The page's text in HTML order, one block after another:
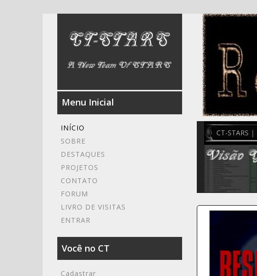
Menu Inicial
INÍCIO
SOBRE
DESTAQUES
PROJETOS
CONTATO
FORUM
LIVRO DE VISITAS
ENTRAR
Você no CT
Cadastrar
CT-STARS |